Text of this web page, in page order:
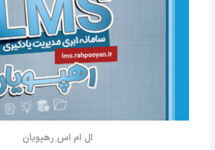
ال ام اس رهپویان